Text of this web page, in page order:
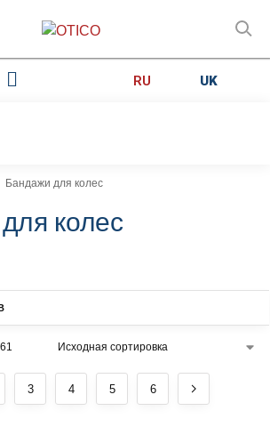
RU UK
Бандажи для колес
колес
3 4 5 6